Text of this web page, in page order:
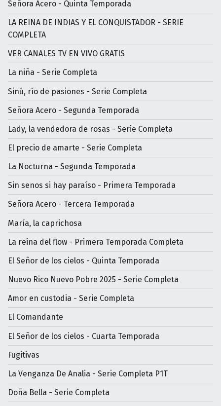
Señora Acero - Quinta Temporada
LA REINA DE INDIAS Y EL CONQUISTADOR - SERIE
COMPLETA
VER CANALES TV EN VIVO GRATIS
La niña - Serie Completa
Sinú, río de pasiones - Serie Completa
Señora Acero - Segunda Temporada
Lady, la vendedora de rosas - Serie Completa
El precio de amarte - Serie Completa
La Nocturna - Segunda Temporada
Sin senos si hay paraíso - Primera Temporada
Señora Acero - Tercera Temporada
María, la caprichosa
La reina del flow - Primera Temporada Completa
El Señor de los cielos - Quinta Temporada
Nuevo Rico Nuevo Pobre 2025 - Serie Completa
Amor en custodia - Serie Completa
El Comandante
El Señor de los cielos - Cuarta Temporada
Fugitivas
La Venganza De Analia - Serie Completa P1T
Doña Bella - Serie Completa